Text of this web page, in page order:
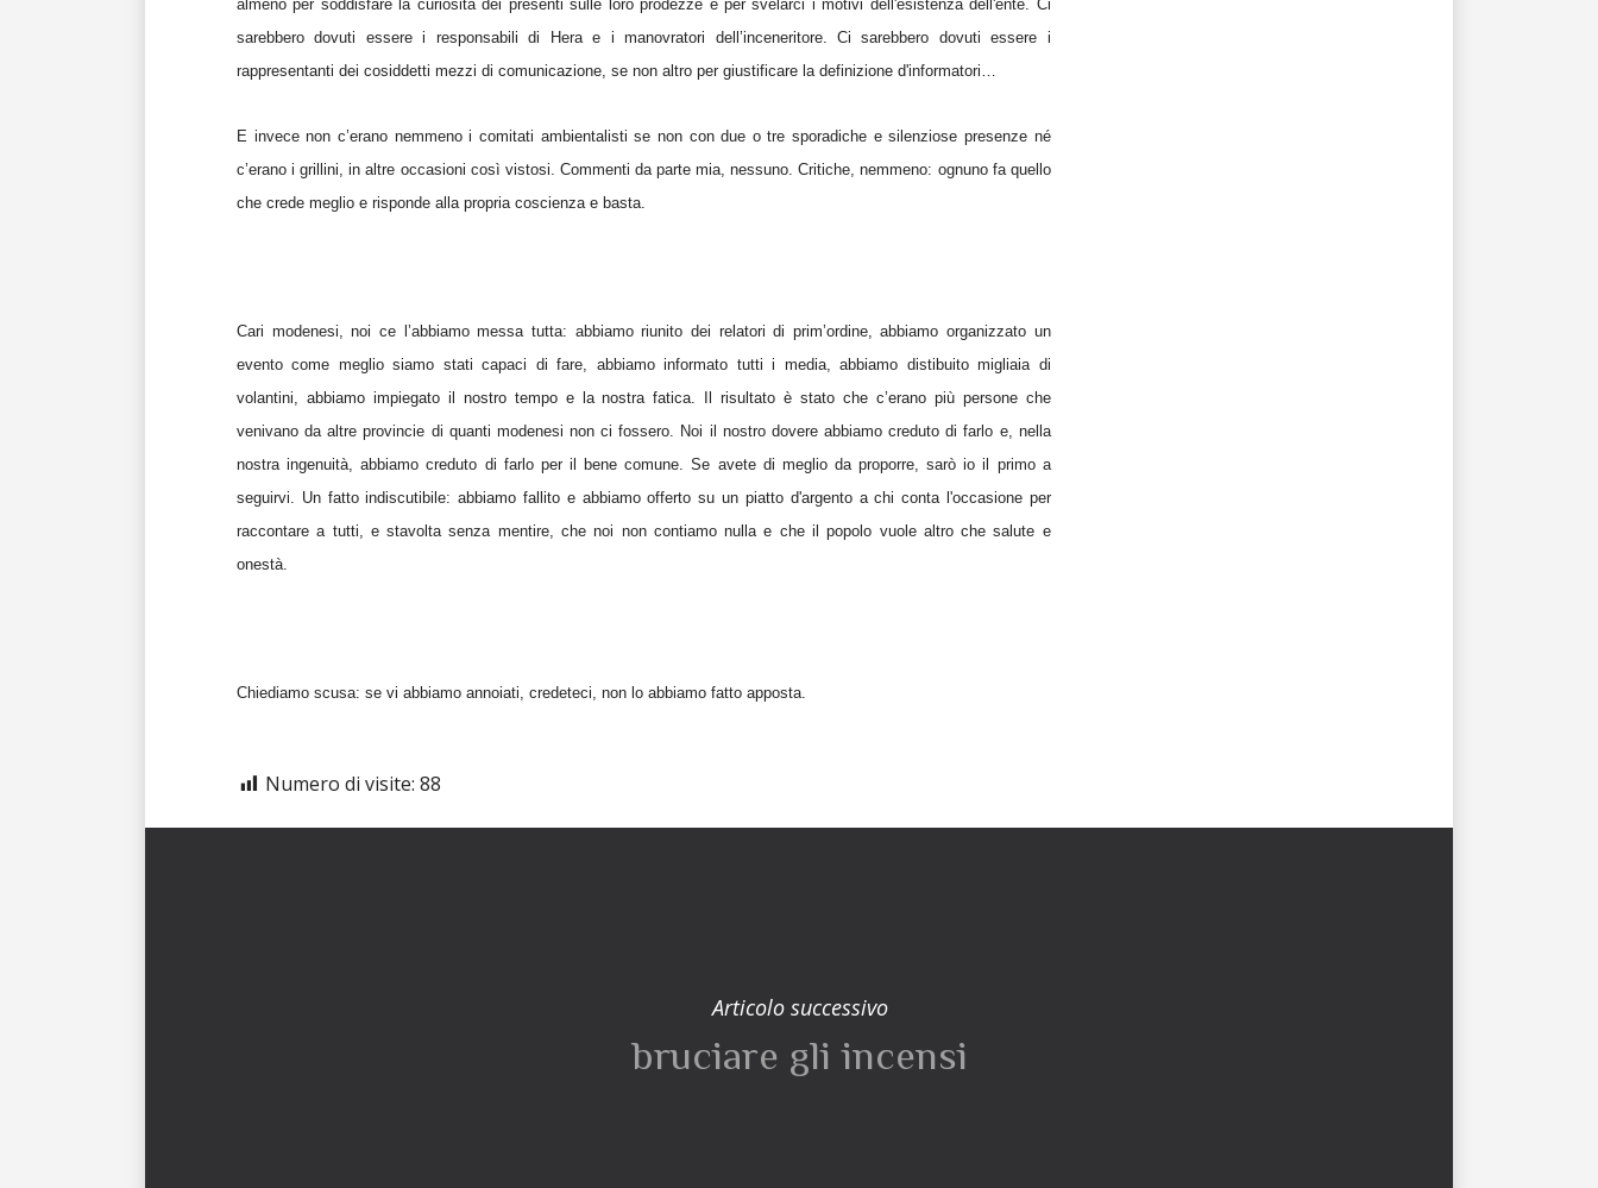
almeno per soddisfare la curiosità dei presenti sulle loro prodezze e per svelarci i motivi dell'esistenza dell'ente. Ci
sarebbero dovuti essere i
responsabili di Hera e i manovratori dell’inceneritore. Ci sarebbero dovuti essere i
rappresentanti dei cosiddetti mezzi di comunicazione, se non altro per giustificare la definizione d'informatori…
E invece non c’erano nemmeno i comitati ambientalisti se non con due o tre sporadiche e silenziose presenze né
c’erano i grillini, in altre occasioni così vistosi. Commenti da parte mia, nessuno. Critiche, nemmeno: ognuno fa quello
che crede meglio e risponde alla propria coscienza e basta.
Cari modenesi, noi ce l’abbiamo messa tutta: abbiamo riunito dei relatori di prim’ordine, abbiamo organizzato un
evento come meglio siamo stati capaci di fare, abbiamo informato tutti i media, abbiamo distibuito migliaia di
volantini, abbiamo impiegato il nostro tempo e la nostra fatica. Il risultato è stato che c’erano più persone che
venivano da altre provincie di quanti modenesi non ci fossero. Noi il nostro dovere abbiamo creduto di farlo e, nella
nostra ingenuità, abbiamo creduto di farlo per il bene comune. Se avete di meglio da proporre, sarò io il primo a
seguirvi. Un fatto indiscutibile: abbiamo fallito e abbiamo offerto su un piatto d'argento a chi conta l'occasione per
raccontare a tutti, e stavolta senza mentire, che noi non contiamo nulla e che il popolo vuole altro che salute e
onestà.
Chiediamo scusa: se vi abbiamo annoiati, credeteci, non lo abbiamo fatto apposta.
Numero di visite: 88
Articolo successivo
bruciare gli incensi